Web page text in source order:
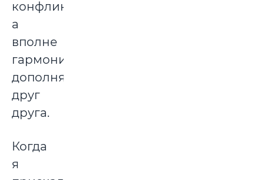
конфликт,
а
вполне
гармонично
дополняют
друг
друга.
Когда
я